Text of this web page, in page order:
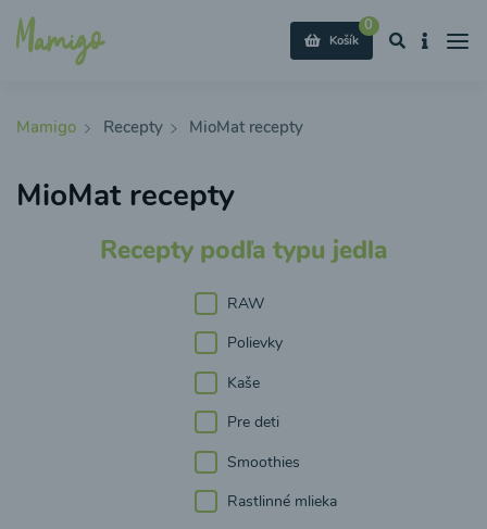
0
Košík
Mamigo Recepty MioMat recepty
MioMat recepty
Recepty podľa typu jedla
RAW
Polievky
Kaše
Pre deti
Smoothies
Rastlinné mlieka